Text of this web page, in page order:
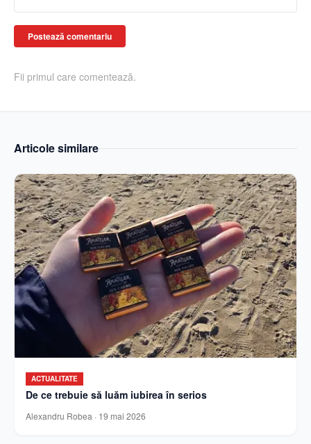
Postează comentariu
Fii primul care comentează.
Articole similare
ACTUALITATE
De ce trebuie să luăm iubirea în serios
Alexandru Robea · 19 mai 2026